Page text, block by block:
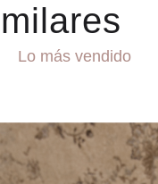
Lo más vendido